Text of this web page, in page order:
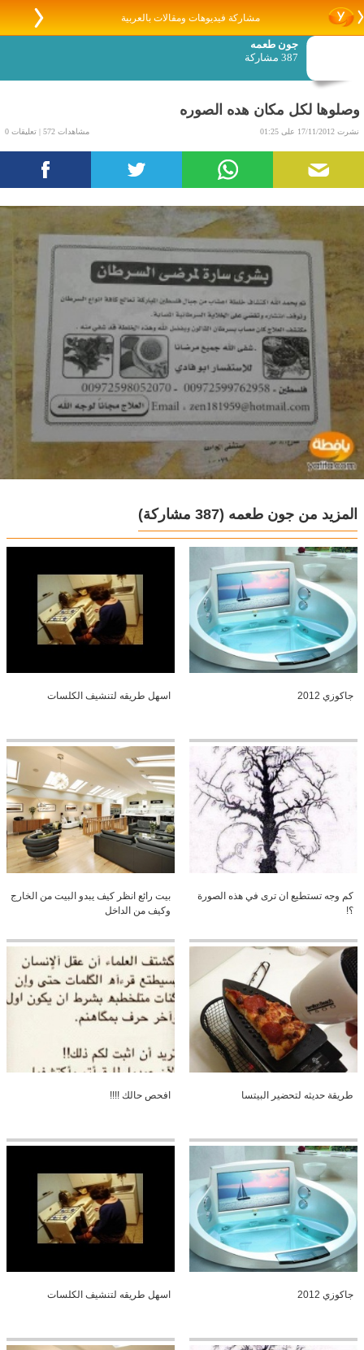
مشاركة فيديوهات ومقالات بالعربية
جون طعمه
387 مشاركة
وصلوها لكل مكان هده الصوره
نشرت 17/11/2012 على 01:25 مشاهدات 572 | تعليقات 0
المزيد من جون طعمه (387 مشاركة)
جاكوزي 2012 اسهل طريقه لتنشيف الكلسات
كم وجه تستطيع ان ترى في هذه الصورة
؟!
بيت رائع انظر كيف يبدو البيت من الخارج
وكيف من الداخل
طريقة حديثه لتحضير البيتسا افحص حالك !!!!
جاكوزي 2012 اسهل طريقه لتنشيف الكلسات